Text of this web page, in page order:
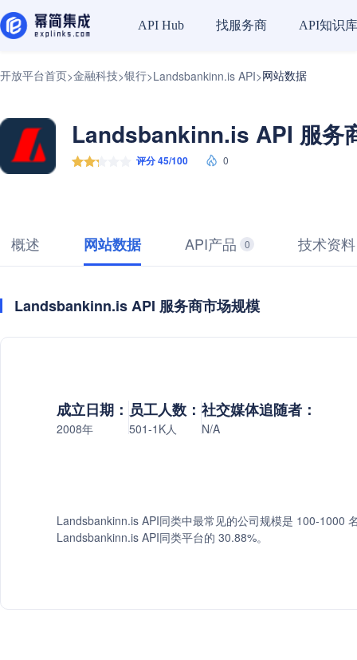
API Hub 找服务商 API知识库
开放平台首页>金融科技>银行>Landsbankinn.is API>网站数据
Landsbankinn.is API 服务
评分 45/100 0
概述 网站数据 API产品 0 技术资料
Landsbankinn.is API 服务商市场规模
成立日期：
2008年
员工人数：
501-1K人
社交媒体追随者：
N/A
Landsbankinn.is API同类中最常见的公司规模是 100-1000
Landsbankinn.is API同类平台的 30.88%。